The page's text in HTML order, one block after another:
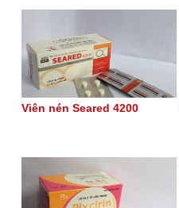
Viên nén Seared 4200